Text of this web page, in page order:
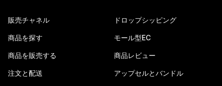
販売チャネル
商品を探す
商品を販売する
注文と配送
ドロップシッピング
モール型EC
商品レビュー
アップセルとバンドル